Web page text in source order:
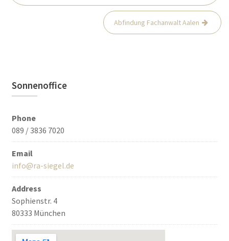
Abfindung Fachanwalt Aalen
Sonnenoffice
Phone
089 / 3836 7020
Email
info@ra-siegel.de
Address
Sophienstr. 4
80333 München